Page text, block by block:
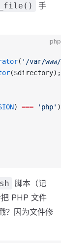
手
php
( '/var/
($directory);
) === 'php'
脚本（记
PHP 文件
？因为文件修